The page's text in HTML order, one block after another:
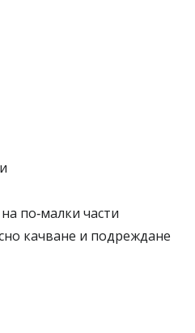
по‑малки части
качване и подреждане